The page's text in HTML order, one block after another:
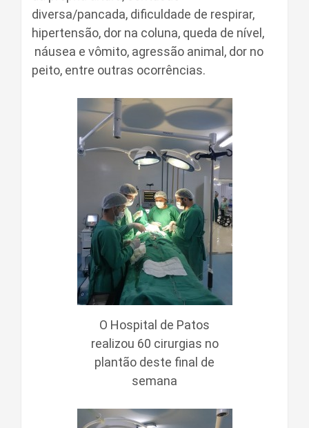
diversa/pancada, dificuldade de respirar,
hipertensão, dor na coluna, queda de nível,
náusea e vômito, agressão animal, dor no
peito, entre outras ocorrências.
O Hospital de Patos
realizou 60 cirurgias no
plantão deste final de
semana